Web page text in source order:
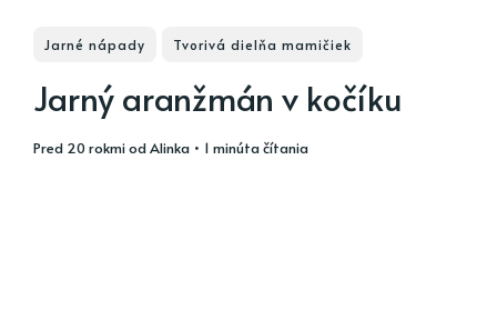
Jarné nápady Tvorivá dielňa mamičiek
Jarný aranžmán v kočíku
pred 20 rokmiodAlinka • 1 minúta čítania